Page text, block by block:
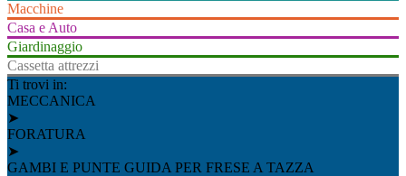
Macchine
Casa e Auto
Giardinaggio
Cassetta attrezzi
Ti trovi in:
MECCANICA
➤
FORATURA
➤
GAMBI E PUNTE GUIDA PER FRESE A TAZZA